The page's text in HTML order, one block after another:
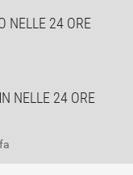
NELLE 24 ORE
NELLE 24 ORE